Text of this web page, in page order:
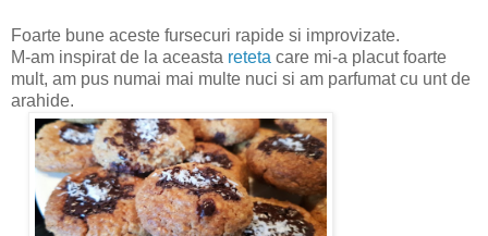
Foarte bune aceste fursecuri rapide si improvizate.
M-am inspirat de la aceasta reteta care mi-a placut foarte
mult, am pus numai mai multe nuci si am parfumat cu unt de
arahide.